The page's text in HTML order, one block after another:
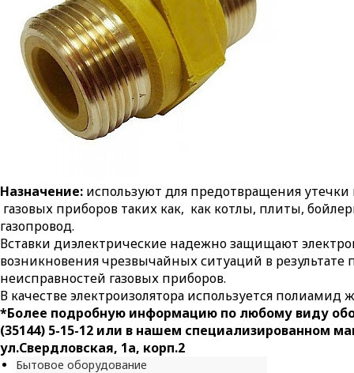
Назначение: используют для предотвращения утечки
газовых приборов таких как, как котлы, плиты,
газопровод.
Вставки диэлектрические надежно защищают
возникновения чрезвычайных ситуаций в результате
неисправностей газовых приборов.
В качестве электроизолятора используется
*Более подробную информацию по любому виду
(35144) 5-15-12 или в нашем специализированном
ул.Свердловская, 1а, корп.2
Бытовое оборудование